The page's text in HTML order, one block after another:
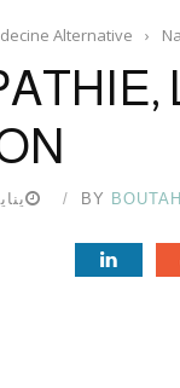
Alternative ›
BY يناير 3,